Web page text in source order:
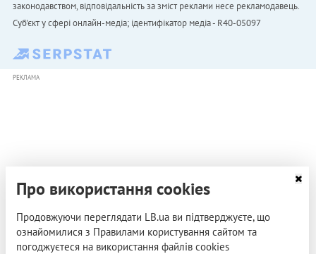
законодавством, відповідальність за зміст реклами несе рекламодавець.
Cуб'єкт у сфері онлайн-медіа; ідентифікатор медіа - R40-05097
РЕКЛАМА
Про використання cookies
Продовжуючи переглядати LB.ua ви підтверджуєте, що
ознайомилися з Правилами користування сайтом та
погоджуєтеся на використання файлів cookies